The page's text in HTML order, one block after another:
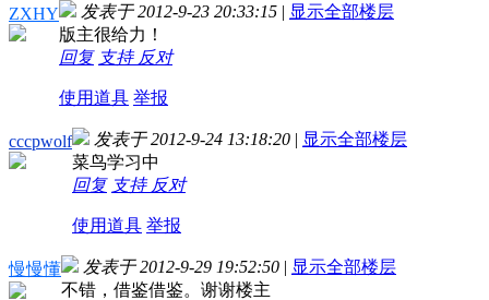
ZXHY 发表于 2012-9-23 20:33:15 | 显示全部楼层
版主很给力！
回复 支持 反对
使用道具 举报
cccpwolf 发表于 2012-9-24 13:18:20 | 显示全部楼层
菜鸟学习中
回复 支持 反对
使用道具 举报
慢慢懂 发表于 2012-9-29 19:52:50 | 显示全部楼层
不错，借鉴借鉴。谢谢楼主